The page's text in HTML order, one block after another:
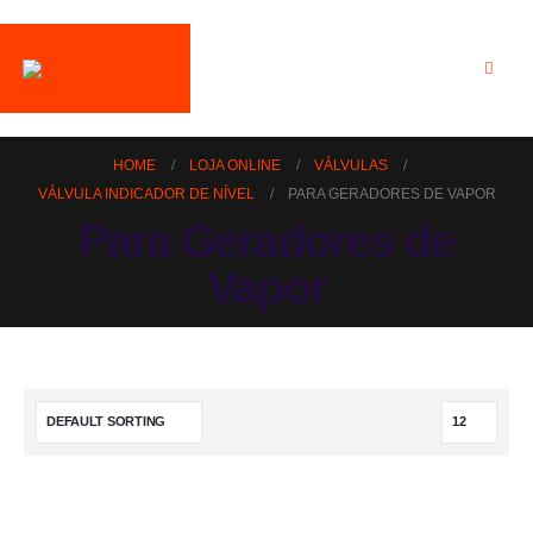
HOME LOJA ONLINE
VÁLVULAS
VÁLVULA INDICADOR DE NÍVEL
PARA GERADORES DE VAPOR
Para Geradores de
Vapor